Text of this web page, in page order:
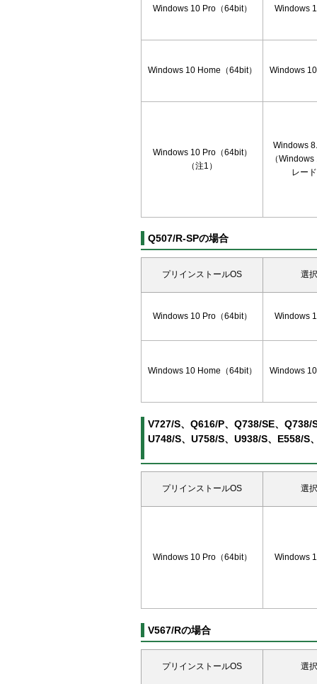
Windows 10 Pro（64bit） Windows
Windows 10 Home（64bit） Windows
Windows 10 Pro（64bit）
（注1）
Windows
（
レー
Q507/R-SPの場合
プリインストールOS 選
Windows 10 Pro（64bit） Windows
Windows 10 Home（64bit） Windows
V727/S、Q616/P、Q738/SE、
U748/S、U758/S、U938/S、E558/S
プリインストールOS 選
Windows 10 Pro（64bit） Windows
V567/Rの場合
プリインストールOS 選